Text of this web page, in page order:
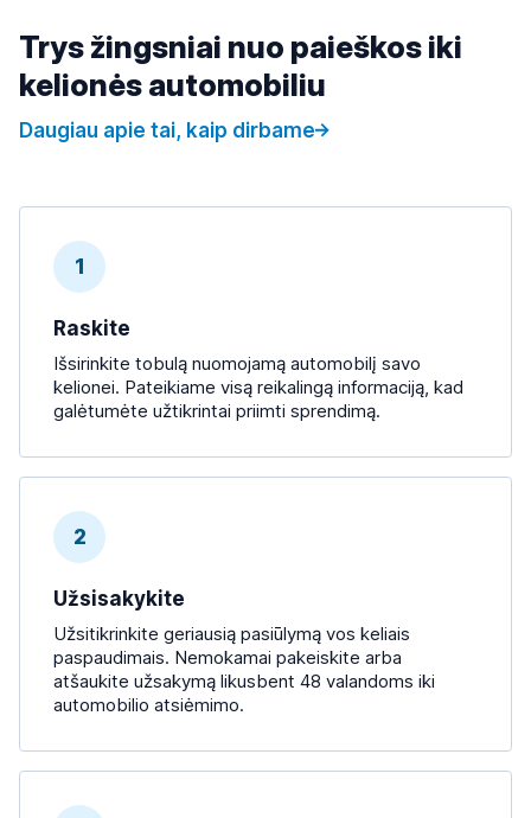
Trys žingsniai nuo paieškos iki
kelionės automobiliu
Daugiau apie tai, kaip dirbame
1
Raskite
Išsirinkite tobulą nuomojamą automobilį savo
kelionei. Pateikiame visą reikalingą informaciją, kad
galėtumėte užtikrintai priimti sprendimą.
2
Užsisakykite
Užsitikrinkite geriausią pasiūlymą vos keliais
paspaudimais. Nemokamai pakeiskite arba
atšaukite užsakymą likusbent 48 valandoms iki
automobilio atsiėmimo.